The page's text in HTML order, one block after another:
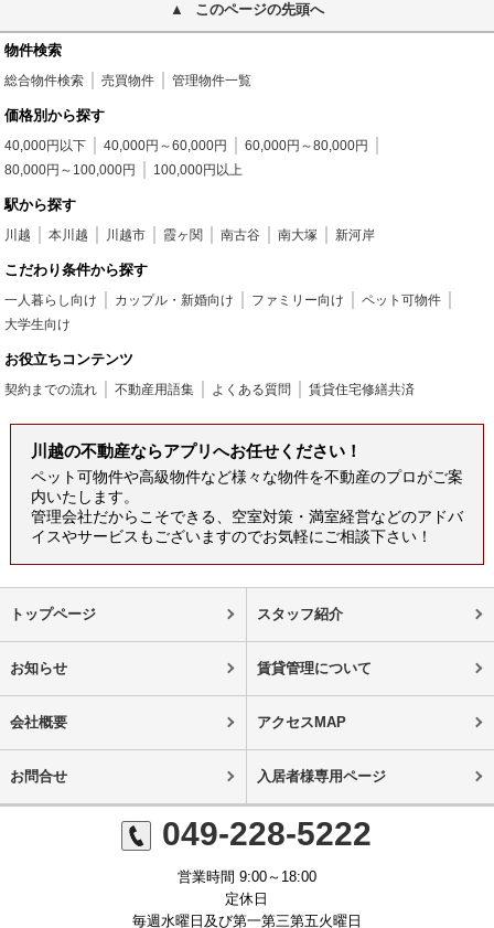
このページの先頭へ
物件検索
総合物件検索 売買物件 管理物件一覧
価格別から探す
40,000円以下 40,000円～60,000円
60,000円～80,000円
80,000円～100,000円
100,000円以上
駅から探す
川越 本川越 川越市 霞ヶ関 南古谷 南大塚 新河岸
こだわり条件から探す
一人暮らし向け カップル・新婚向け ファミリー向け
ペット可物件
大学生向け
お役立ちコンテンツ
契約までの流れ 不動産用語集 よくある質問 賃貸住宅修繕共済
川越の不動産ならアプリへお任せください！
ペット可物件や高級物件など様々な物件を不動産のプロがご案
内いたします。
管理会社だからこそできる、空室対策・満室経営などのアドバ
イスやサービスもございますのでお気軽にご相談下さい！
トップページ スタッフ紹介
お知らせ 賃貸管理について
会社概要 アクセスMAP
お問合せ 入居者様専用ページ
049-228-5222
営業時間 9:00～18:00
定休日
毎週水曜日及び第一第三第五火曜日